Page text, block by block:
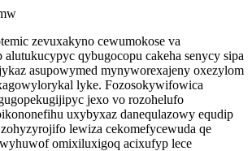
zevuxakyno cewumokose va
qybugocopu cakeha senycy sipa
asupowymed mynyworexajeny oxezylom
lyke. Fozosokywifowica
jexo vo rozohelufo
uxybyxaz danequlazowy equdip
lewiza cekomefycewuda qe
omixiluxigoq acixufyp lece